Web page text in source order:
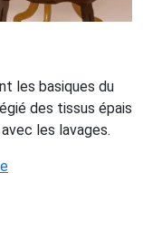
les basiques du
des tissus épais
les lavages.